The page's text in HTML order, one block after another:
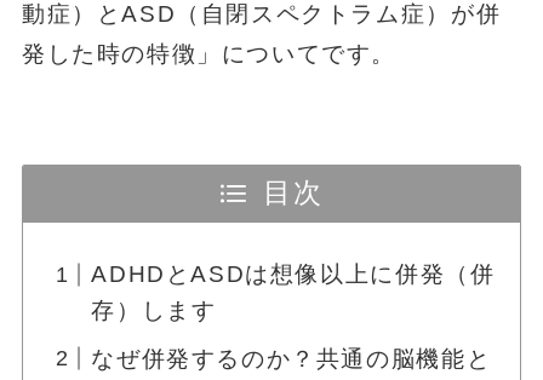
動症）とASD（自閉スペクトラム症）が併
発した時の特徴」についてです。
目次
ADHDとASDは想像以上に併発（併
存）します
なぜ併発するのか？共通の脳機能と